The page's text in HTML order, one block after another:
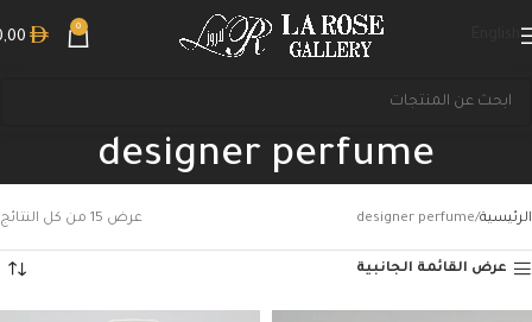
0
designer perfume
الرئيسية designer perfume عرض ⁦15⁩ من كل النتائج
عرض القائمة الجانبية